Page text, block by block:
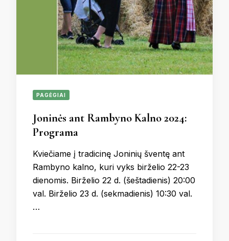
PAGĖGIAI
Joninės ant Rambyno Kalno 2024:
Programa
Kviečiame į tradicinę Joninių šventę ant
Rambyno kalno, kuri vyks birželio 22-23
dienomis. Birželio 22 d. (šeštadienis) 20:00
val. Birželio 23 d. (sekmadienis) 10:30 val.
…